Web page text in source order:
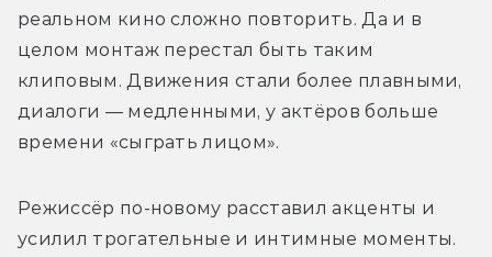
реальном кино сложно повторить. Да и в
целом монтаж перестал быть таким
клиповым. Движения стали более плавными,
диалоги — медленными, у актёров больше
времени «сыграть лицом».
Режиссёр по-новому расставил акценты и
усилил трогательные и интимные моменты.